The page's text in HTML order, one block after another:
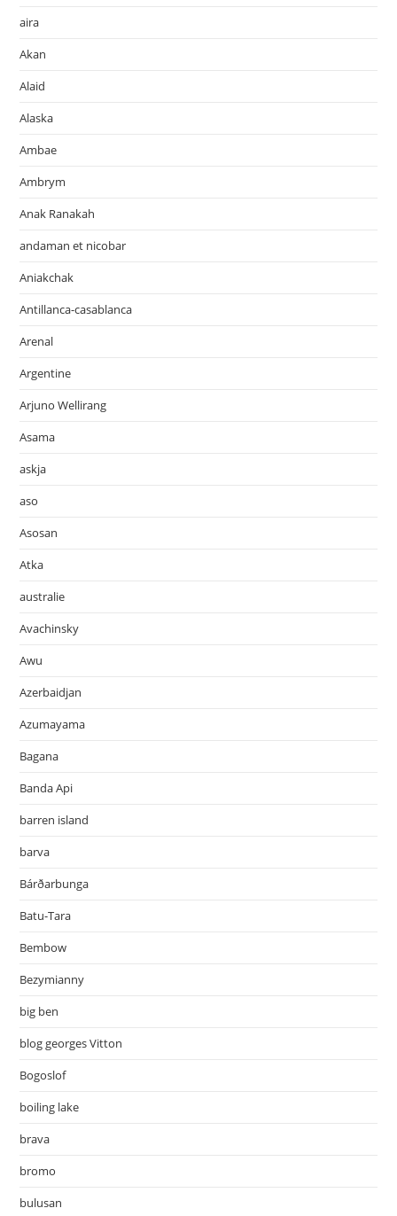
aira
Akan
Alaid
Alaska
Ambae
Ambrym
Anak Ranakah
andaman et nicobar
Aniakchak
Antillanca-casablanca
Arenal
Argentine
Arjuno Wellirang
Asama
askja
aso
Asosan
Atka
australie
Avachinsky
Awu
Azerbaidjan
Azumayama
Bagana
Banda Api
barren island
barva
Bárðarbunga
Batu-Tara
Bembow
Bezymianny
big ben
blog georges Vitton
Bogoslof
boiling lake
brava
bromo
bulusan